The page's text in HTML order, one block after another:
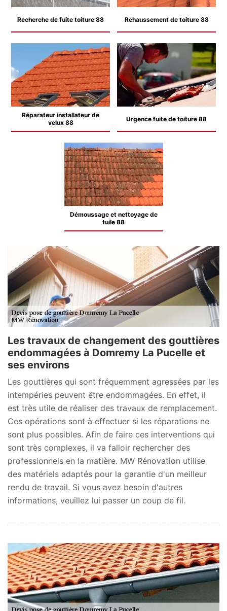
Recherche de fuite toiture 88 Rehaussement de toiture 88
Réparateur installateur de
velux 88
Urgence fuite de toiture 88
Démoussage et nettoyage de
tuile 88
Les travaux de changement des gouttières
endommagées à Domremy La Pucelle et
ses environs
Les gouttières qui sont fréquemment agressées par les
intempéries peuvent être endommagées. En effet, il
est très utile de réaliser des travaux de remplacement.
Ces opérations sont à effectuer si les réparations ne
sont plus possibles. Afin de faire ces interventions qui
sont très complexes, il va falloir rechercher des
professionnels en la matière. MW Rénovation utilise
des matériels adaptés pour la garantie d'un meilleur
rendu de travail. Si vous avez besoin d'autres
informations, veuillez lui passer un coup de fil.